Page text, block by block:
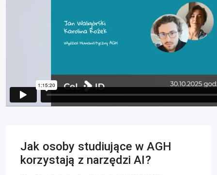
Jak osoby studiujące w AGH
korzystają z narzędzi AI?